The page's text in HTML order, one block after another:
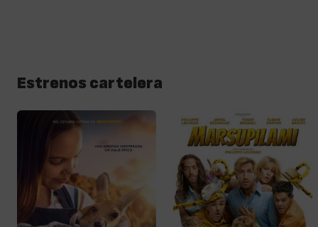
Estrenos cartelera